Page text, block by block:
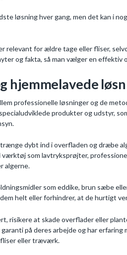
løsning hver gang, men det kan i
relevant for ældre tage eller fliser,
og fakta, så man vælger en effektiv
hjemmelavede
professionelle løsninger og de
produkter og udstyr,
dybt ind i overfladen og dræbe
som lavtryksprøjter,
algerne.
som eddike, brun sæbe
helt eller forhindrer, at de hurtigt
risikere at skade overflader eller
på deres arbejde og har erfaring
fliser eller træværk.